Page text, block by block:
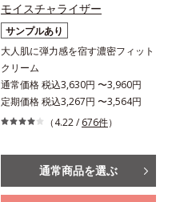
モイスチャライザー
サンプルあり
大人肌に弾力感を宿す濃密フィット
クリーム
通常価格 税込3,630円 〜3,960円
定期価格 税込3,267円 〜3,564円
（4.22 / 676件）
通常商品を選ぶ